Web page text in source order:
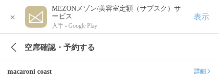
×
MEZONメゾン/美容室定額（サブスク）サ
ービス
入手 - Google Play
表示
空席確認・予約する
macaroni coast 詳細